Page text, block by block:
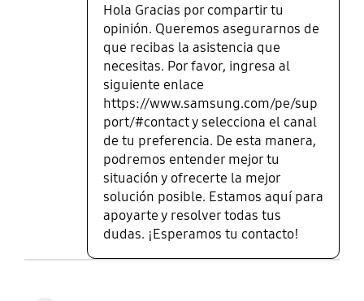
Hola Gracias por compartir tu
opinión. Queremos asegurarnos de
que recibas la asistencia que
necesitas. Por favor, ingresa al
siguiente enlace
https://www.samsung.com/pe/sup
port/#contact y selecciona el canal
de tu preferencia. De esta manera,
podremos entender mejor tu
situación y ofrecerte la mejor
solución posible. Estamos aquí para
apoyarte y resolver todas tus
dudas. ¡Esperamos tu contacto!